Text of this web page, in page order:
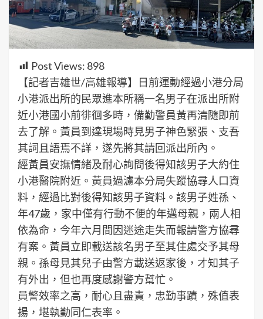
Post Views: 898
【記者吉雄世/高雄報導】日前運動經過小港分局
小港派出所的民眾進本所稱一名男子在派出所附
近小港國小前徘徊多時，備勤警員黃再清隨即前
去了解。黃員到達現場時見男子神色緊張、支吾
其詞且語焉不詳，遂先將其請回派出所內。
經黃員安撫情緒及耐心詢問後得知該男子大約住
小港醫院附近。黃員過濾本分局失蹤協尋人口資
料，經過比對後得知該男子資料。該男子姓孫、
年47歲，家中僅有行動不便的年邁母親，兩人相
依為命，今年六月間因迷途走失而報請警方協尋
有案。黃員立即載送該名男子至其住處交予其母
親。孫母見其兒子由警方載送返家後，才知其子
有外出，但也再度感謝警方幫忙。
員警效率之高，耐心且盡責，忠勤事蹟，殊值表
揚，堪執勤同仁表率。